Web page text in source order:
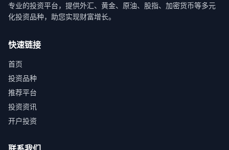
专业的投资平台，提供外汇、黄金、原油、股指、加密货币等多元
化投资品种，助您实现财富增长。
快速链接
首页
投资品种
推荐平台
投资资讯
开户投资